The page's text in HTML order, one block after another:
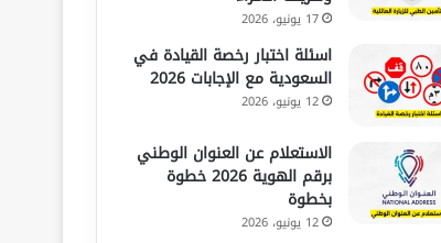
17 يونيو، 2026
اسئلة اختبار رخصة القيادة في
السعودية مع الإجابات 2026
12 يونيو، 2026
الاستعلام عن العنوان الوطني
برقم الهوية 2026 خطوة
بخطوة
12 يونيو، 2026